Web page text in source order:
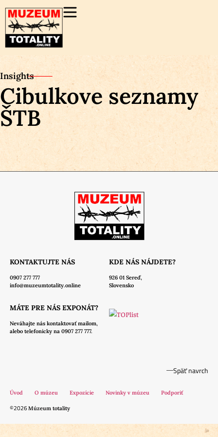
Insights
Cibulkove seznamy
ŠTB
KONTAKTUJTE NÁS
0907 277 777
info@muzeumtotality.online
KDE NÁS NÁJDETE?
926 01 Sereď,
Slovensko
MÁTE PRE NÁS EXPONÁT?
Neváhajte nás kontaktovať mailom,
alebo telefonicky na 0907 277 777.
Späť navrch
Úvod O múzeu Expozície Novinky v múzeu Podporiť
©2026Múzeum totality